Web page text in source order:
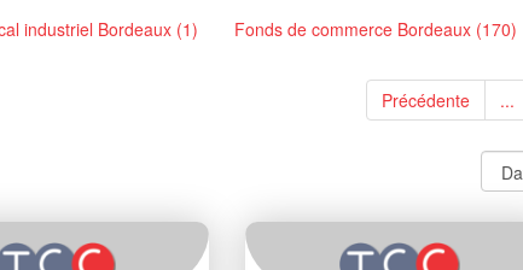
industriel Bordeaux (1) Fonds de commerce Bordeaux (170)
Précédente ...